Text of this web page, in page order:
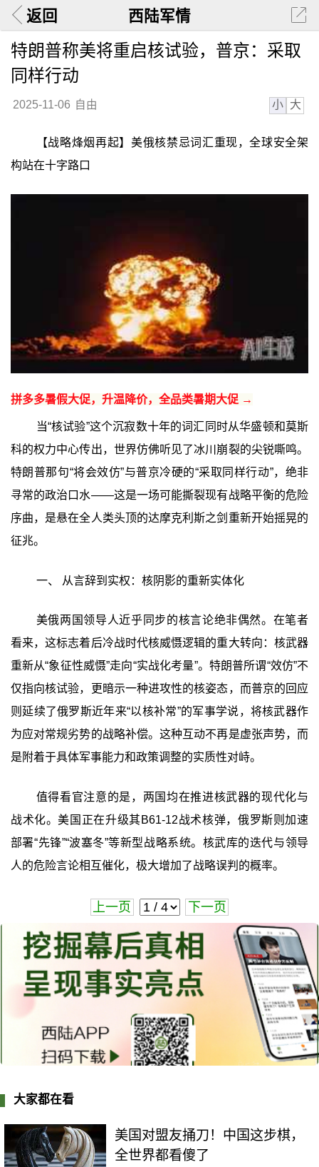
返回 西陆军情
特朗普称美将重启核试验，普京：采取
同样行动
2025-11-06 自由 小 大
【战略烽烟再起】美俄核禁忌词汇重现，全球安全架
构站在十字路口
拼多多暑假大促，升温降价，全品类暑期大促 →
当“核试验”这个沉寂数十年的词汇同时从华盛顿和莫斯
科的权力中心传出，世界仿佛听见了冰川崩裂的尖锐嘶鸣。
特朗普那句“将会效仿”与普京冷硬的“采取同样行动”，绝非
寻常的政治口水——这是一场可能撕裂现有战略平衡的危险
序曲，是悬在全人类头顶的达摩克利斯之剑重新开始摇晃的
征兆。
一、 从言辞到实权：核阴影的重新实体化
美俄两国领导人近乎同步的核言论绝非偶然。在笔者
看来，这标志着后冷战时代核威慑逻辑的重大转向：核武器
重新从“象征性威慑”走向“实战化考量”。特朗普所谓“效仿”不
仅指向核试验，更暗示一种进攻性的核姿态，而普京的回应
则延续了俄罗斯近年来“以核补常”的军事学说，将核武器作
为应对常规劣势的战略补偿。这种互动不再是虚张声势，而
是附着于具体军事能力和政策调整的实质性对峙。
值得看官注意的是，两国均在推进核武器的现代化与
战术化。美国正在升级其B61-12战术核弹，俄罗斯则加速
部署“先锋”“波塞冬”等新型战略系统。核武库的迭代与领导
人的危险言论相互催化，极大增加了战略误判的概率。
上一页 下一页
大家都在看
美国对盟友捅刀！中国这步棋，
全世界都看傻了